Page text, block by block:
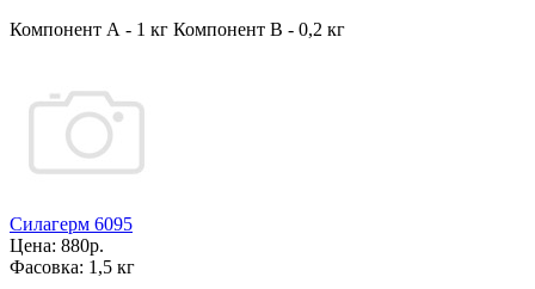
Компонент А - 1 кг Компонент В - 0,2 кг
Силагерм 6095
Цена: 880р.
Фасовка: 1,5 кг